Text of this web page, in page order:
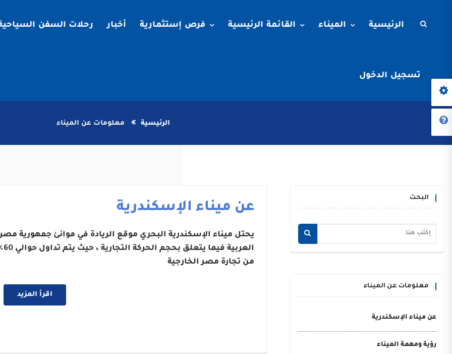
الرئيسية الميناء القائمة الرئيسية فرص إستثمارية أخبار رحلات السفن
تسجيل الدخول
الرئيسية معلومات عن الميناء
البحث
معلومات عن الميناء
عن ميناء الإسكندرية
رؤية ومهمة الميناء
عن ميناء الإسكندرية
يحتل ميناء الإسكندرية البحري موقع الريادة في موانئ جمهورية مصر
العربية فيما يتعلق
من تجارة مصر الخارجية
اقرأ المزيد